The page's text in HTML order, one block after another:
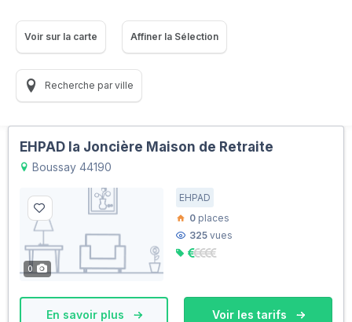
Voir sur la carte Affiner la Sélection
Recherche par ville
EHPAD la Joncière Maison de Retraite
Boussay 44190
0
EHPAD
0 places
325 vues
En savoir plus Voir les tarifs